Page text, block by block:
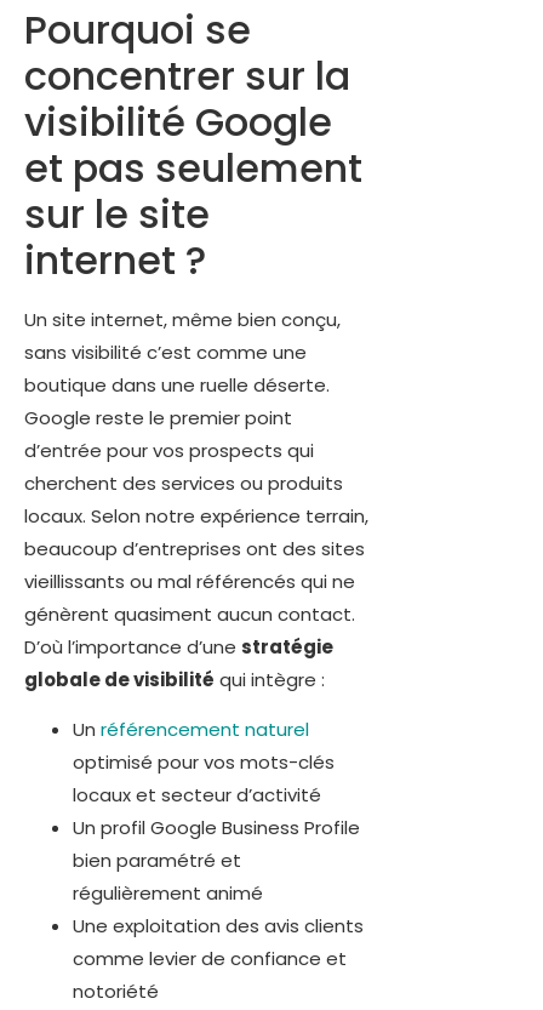
Pourquoi se
concentrer sur la
visibilité Google
et pas seulement
sur le site
internet ?
Un site internet, même bien conçu,
sans visibilité c’est comme une
boutique dans une ruelle déserte.
Google reste le premier point
d’entrée pour vos prospects qui
cherchent des services ou produits
locaux. Selon notre expérience terrain,
beaucoup d’entreprises ont des sites
vieillissants ou mal référencés qui ne
génèrent quasiment aucun contact.
D’où l’importance d’une stratégie
globale de visibilité qui intègre :
Un référencement naturel
optimisé pour vos mots-clés
locaux et secteur d’activité
Un profil Google Business Profile
bien paramétré et
régulièrement animé
Une exploitation des avis clients
comme levier de confiance et
notoriété